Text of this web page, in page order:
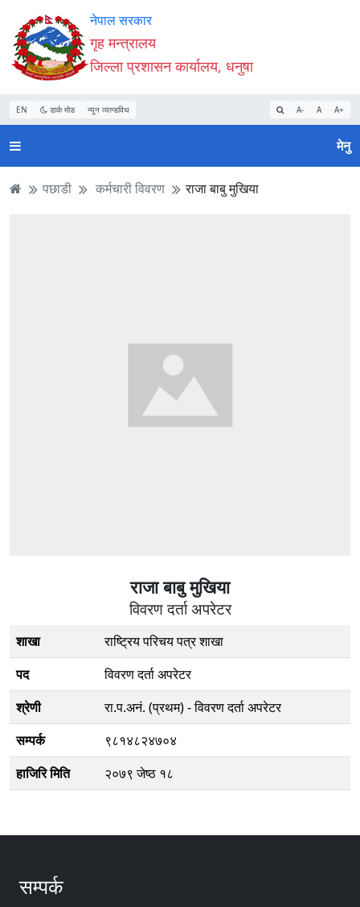
Accessibility
Mode
सुरु
गर्नुहोस्
सामाग्री
पढ्नुहाेस्
नेभिगेसन
पढ्नुहाेस्
वेबसाइट
खोजमा
जानुहोस्
नेपाल सरकार
गृह मन्त्रालय
जिल्ला प्रशासन कार्यालय, धनुषा
EN डार्क मोड न्यून व्यान्डविथ A- A A+
मेनु
पछाडी कर्मचारी विवरण राजा बाबु मुखिया
राजा बाबु मुखिया
विवरण दर्ता अपरेटर
शाखा
राष्ट्रिय परिचय पत्र शाखा
पद
विवरण दर्ता अपरेटर
श्रेणी
रा‍.प.अनं. (प्रथम) - विवरण दर्ता अपरेटर
सम्पर्क
९८१४८२४७०४
हाजिरि मिति
२०७९ जेष्ठ १८
सम्पर्क